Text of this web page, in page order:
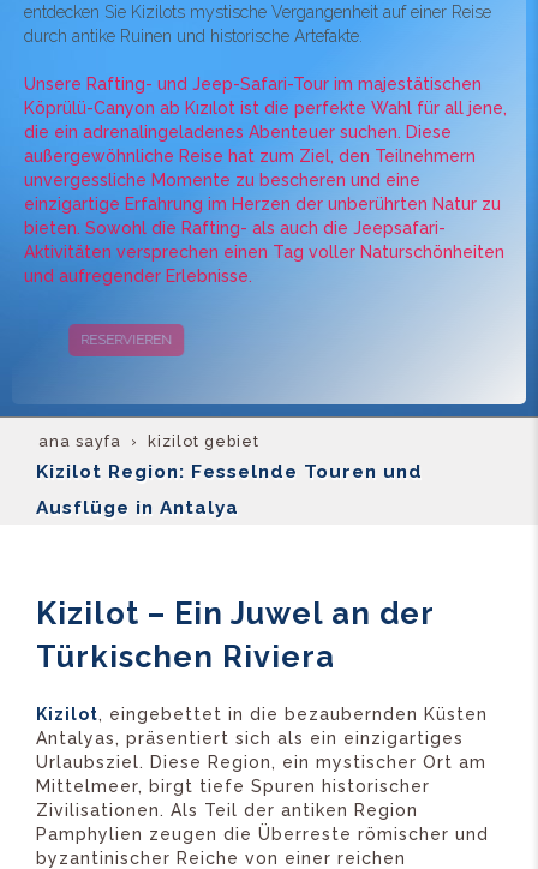
entdecken Sie Kizilots mystische Vergangenheit auf einer Reise
durch antike Ruinen und historische Artefakte.
Unsere Rafting- und Jeep-Safari-Tour im majestätischen
Köprülü-Canyon ab Kızılot ist die perfekte Wahl für all jene,
die ein adrenalingeladenes Abenteuer suchen. Diese
außergewöhnliche Reise hat zum Ziel, den Teilnehmern
unvergessliche Momente zu bescheren und eine
einzigartige Erfahrung im Herzen der unberührten Natur zu
bieten. Sowohl die Rafting- als auch die Jeepsafari-
Aktivitäten versprechen einen Tag voller Naturschönheiten
und aufregender Erlebnisse.
RESERVIEREN KAMPAGNEN
ana sayfa kizilot gebiet
Kizilot Region: Fesselnde Touren und
Ausflüge in Antalya
Kizilot – Ein Juwel an der
Türkischen Riviera
Kizilot, eingebettet in die bezaubernden Küsten
Antalyas, präsentiert sich als ein einzigartiges
Urlaubsziel. Diese Region, ein mystischer Ort am
Mittelmeer, birgt tiefe Spuren historischer
Zivilisationen. Als Teil der antiken Region
Pamphylien zeugen die Überreste römischer und
byzantinischer Reiche von einer reichen